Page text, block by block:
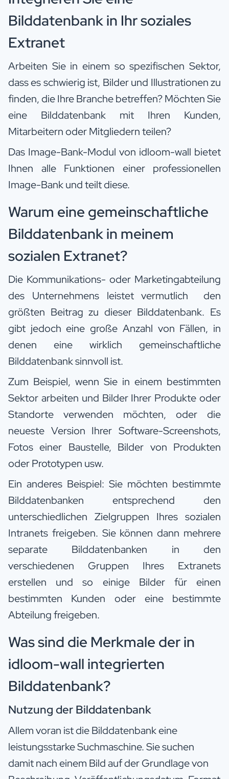
Bilddatenbank in Ihr soziales
Extranet
Arbeiten Sie in einem so spezifischen Sektor,
dass es schwierig ist, Bilder und Illustrationen zu
finden, die Ihre Branche betreffen? Möchten Sie
eine Bilddatenbank mit Ihren Kunden,
Mitarbeitern oder Mitgliedern teilen?
Das Image-Bank-Modul von idloom-wall bietet
Ihnen alle Funktionen einer professionellen
Image-Bank und teilt diese.
Warum eine gemeinschaftliche
Bilddatenbank in meinem
sozialen Extranet?
Die Kommunikations- oder Marketingabteilung
des Unternehmens leistet vermutlich den
größten Beitrag zu dieser Bilddatenbank. Es
gibt jedoch eine große Anzahl von Fällen, in
denen eine wirklich gemeinschaftliche
Bilddatenbank sinnvoll ist.
Zum Beispiel, wenn Sie in einem bestimmten
Sektor arbeiten und Bilder Ihrer Produkte oder
Standorte verwenden möchten, oder die
neueste Version Ihrer Software-Screenshots,
Fotos einer Baustelle, Bilder von Produkten
oder Prototypen usw.
Ein anderes Beispiel: Sie möchten bestimmte
Bilddatenbanken entsprechend den
unterschiedlichen Zielgruppen Ihres sozialen
Intranets freigeben. Sie können dann mehrere
separate Bilddatenbanken in den
verschiedenen Gruppen Ihres Extranets
erstellen und so einige Bilder für einen
bestimmten Kunden oder eine bestimmte
Abteilung freigeben.
Was sind die Merkmale der in
idloom-wall integrierten
Bilddatenbank?
Nutzung der Bilddatenbank
Allem voran ist die Bilddatenbank eine
leistungsstarke Suchmaschine. Sie suchen
damit nach einem Bild auf der Grundlage von